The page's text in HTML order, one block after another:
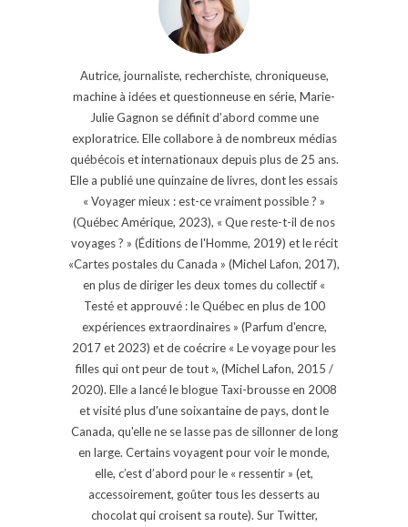
Autrice, journaliste, recherchiste, chroniqueuse,
machine à idées et questionneuse en série, Marie-
Julie Gagnon se définit d’abord comme une
exploratrice. Elle collabore à de nombreux médias
québécois et internationaux depuis plus de 25 ans.
Elle a publié une quinzaine de livres, dont les essais
« Voyager mieux : est-ce vraiment possible ? »
(Québec Amérique, 2023), « Que reste-t-il de nos
voyages ? » (Éditions de l'Homme, 2019) et le récit
«Cartes postales du Canada » (Michel Lafon, 2017),
en plus de diriger les deux tomes du collectif «
Testé et approuvé : le Québec en plus de 100
expériences extraordinaires » (Parfum d'encre,
2017 et 2023) et de coécrire « Le voyage pour les
filles qui ont peur de tout », (Michel Lafon, 2015 /
2020). Elle a lancé le blogue Taxi-brousse en 2008
et visité plus d'une soixantaine de pays, dont le
Canada, qu'elle ne se lasse pas de sillonner de long
en large. Certains voyagent pour voir le monde,
elle, c’est d’abord pour le « ressentir » (et,
accessoirement, goûter tous les desserts au
chocolat qui croisent sa route). Sur Twitter,